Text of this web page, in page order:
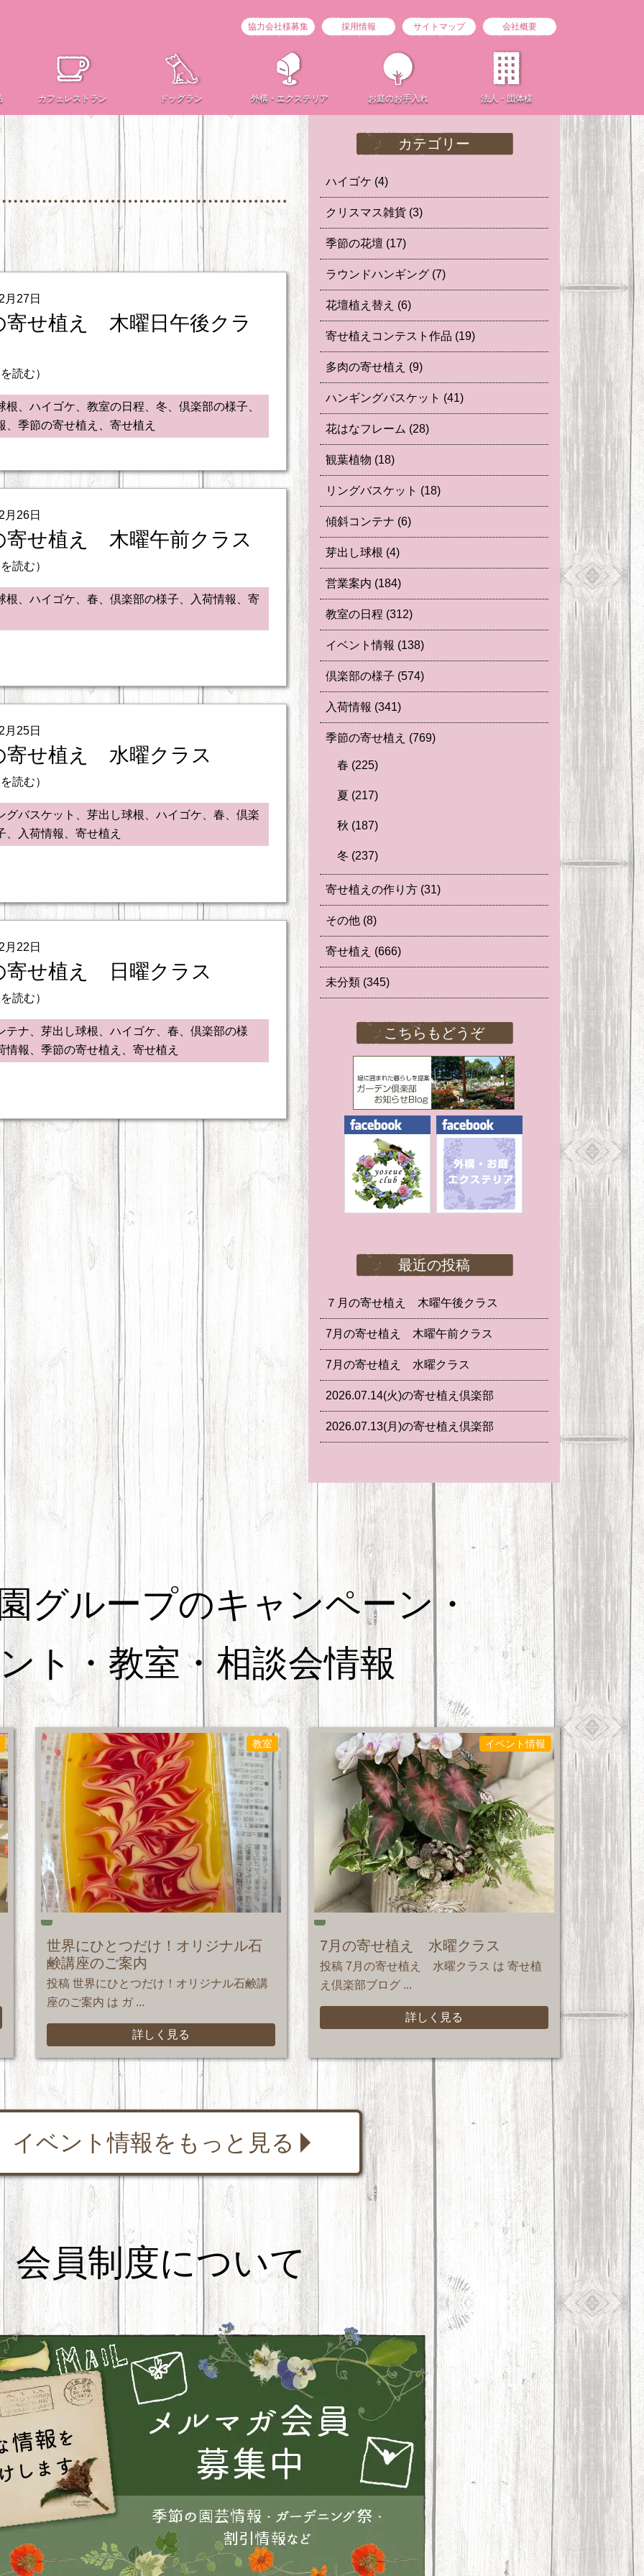
カフェレストラン ドッグラン 外構・ エクステリア お庭のお手入れ 法人・団体様
協力会社様募集 採用情報 サイトマップ 会社概要
月27日
寄せ植え 木曜日午後クラ
読む）
根、ハイゴケ、教室の日程、冬、倶楽部の様子、
、季節の寄せ植え、寄せ植え
月26日
寄せ植え 木曜午前クラス
読む）
根、ハイゴケ、春、倶楽部の様子、入荷情報、寄
月25日
寄せ植え 水曜クラス
読む）
グバスケット、芽出し球根、ハイゴケ、春、倶楽
、入荷情報、寄せ植え
月22日
寄せ植え 日曜クラス
読む）
テナ、芽出し球根、ハイゴケ、春、倶楽部の様
情報、季節の寄せ植え、寄せ植え
カテゴリー
ハイゴケ (4)
クリスマス雑貨 (3)
季節の花壇 (17)
ラウンドハンギング (7)
花壇植え替え (6)
寄せ植えコンテスト作品 (19)
多肉の寄せ植え (9)
ハンギングバスケット (41)
花はなフレーム (28)
観葉植物 (18)
リングバスケット (18)
傾斜コンテナ (6)
芽出し球根 (4)
営業案内 (184)
教室の日程 (312)
イベント情報 (138)
倶楽部の様子 (574)
入荷情報 (341)
季節の寄せ植え (769)
春 (225)
夏 (217)
秋 (187)
冬 (237)
寄せ植えの作り方 (31)
その他 (8)
寄せ植え (666)
未分類 (345)
こちらもどうぞ
最近の投稿
７月の寄せ植え 木曜午後クラス
7月の寄せ植え 木曜午前クラス
7月の寄せ植え 水曜クラス
2026.07.14(火)の寄せ植え倶楽部
2026.07.13(月)の寄せ植え倶楽部
グループのキャンペーン・
ト・教室・相談会情報
教室
世界にひとつだけ！オリジナル石
鹸講座のご案内
投稿 世界にひとつだけ！オリジナル石鹸講
座のご案内 は ガ ...
詳しく見る
イベント情報
7月の寄せ植え 水曜クラス
投稿 7月の寄せ植え 水曜クラス は 寄せ植
え倶楽部ブログ ...
詳しく見る
イベント情報をもっと見る
会員制度について